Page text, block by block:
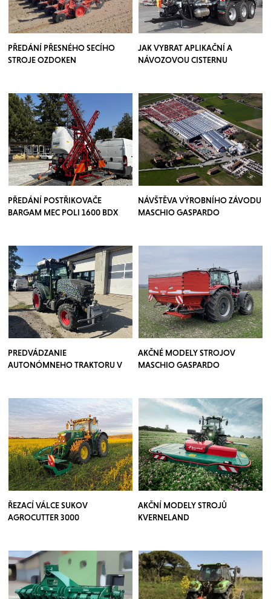
PŘEDÁNÍ PŘESNÉHO SECÍHO
STROJE OZDOKEN
JAK VYBRAT APLIKAČNÍ A
NÁVOZOVOU CISTERNU
PŘEDÁNÍ POSTŘIKOVAČE
BARGAM MEC POLI 1600 BDX
NÁVŠTĚVA VÝROBNÍHO ZÁVODU
MASCHIO GASPARDO
PREDVÁDZANIE
AUTONÓMNEHO TRAKTORU V
AKČNÉ MODELY STROJOV
MASCHIO GASPARDO
ŘEZACÍ VÁLCE SUKOV
AGROCUTTER 3000
AKČNÍ MODELY STROJŮ
KVERNELAND